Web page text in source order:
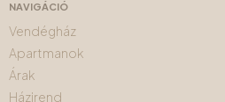
NAVIGÁCIÓ
Vendégház
Apartmanok
Árak
Házirend